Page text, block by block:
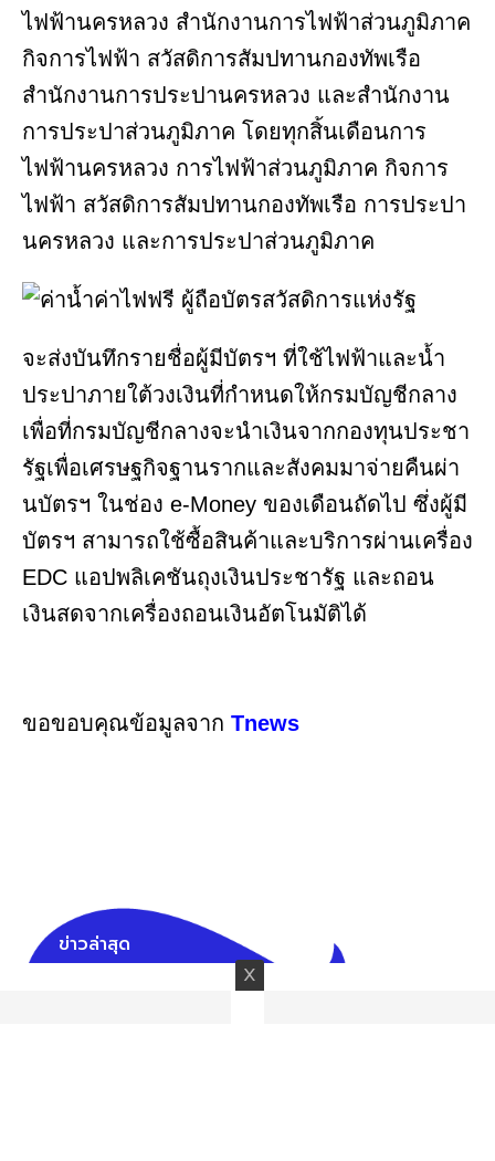
ไฟฟ้านครหลวง สำนักงานการไฟฟ้าส่วนภูมิภาค
กิจการไฟฟ้า สวัสดิการสัมปทานกองทัพเรือ
สำนักงานการประปานครหลวง และสำนักงาน
การประปาส่วนภูมิภาค โดยทุกสิ้นเดือนการ
ไฟฟ้านครหลวง การไฟฟ้าส่วนภูมิภาค กิจการ
ไฟฟ้า สวัสดิการสัมปทานกองทัพเรือ การประปา
นครหลวง และการประปาส่วนภูมิภาค
จะส่งบันทึกรายชื่อผู้มีบัตรฯ ที่ใช้ไฟฟ้าและน้ำ
ประปาภายใต้วงเงินที่กำหนดให้กรมบัญชีกลาง
เพื่อที่กรมบัญชีกลางจะนำเงินจากกองทุนประชา
รัฐเพื่อเศรษฐกิจฐานรากและสังคมมาจ่ายคืนผ่า
นบัตรฯ ในช่อง e-Money ของเดือนถัดไป ซึ่งผู้มี
บัตรฯ สามารถใช้ซื้อสินค้าและบริการผ่านเครื่อง
EDC แอปพลิเคชันถุงเงินประชารัฐ และถอน
เงินสดจากเครื่องถอนเงินอัตโนมัติได้
ขอขอบคุณข้อมูลจาก Tnews
ข่าวล่าสุด